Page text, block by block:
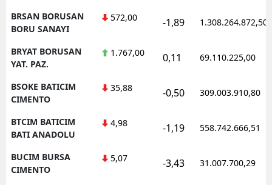
BRSAN BORUSAN
BORU SANAYI
572,00 -1,89 1.308.264.872,50
BRYAT BORUSAN
YAT. PAZ.
1.767,00 0,11 69.110.225,00
BSOKE BATICIM
CIMENTO
35,88 -0,50 309.003.910,80
BTCIM BATICIM
BATI ANADOLU
4,98 -1,19 558.742.666,51
BUCIM BURSA
CIMENTO
5,07 -3,43 31.007.700,29